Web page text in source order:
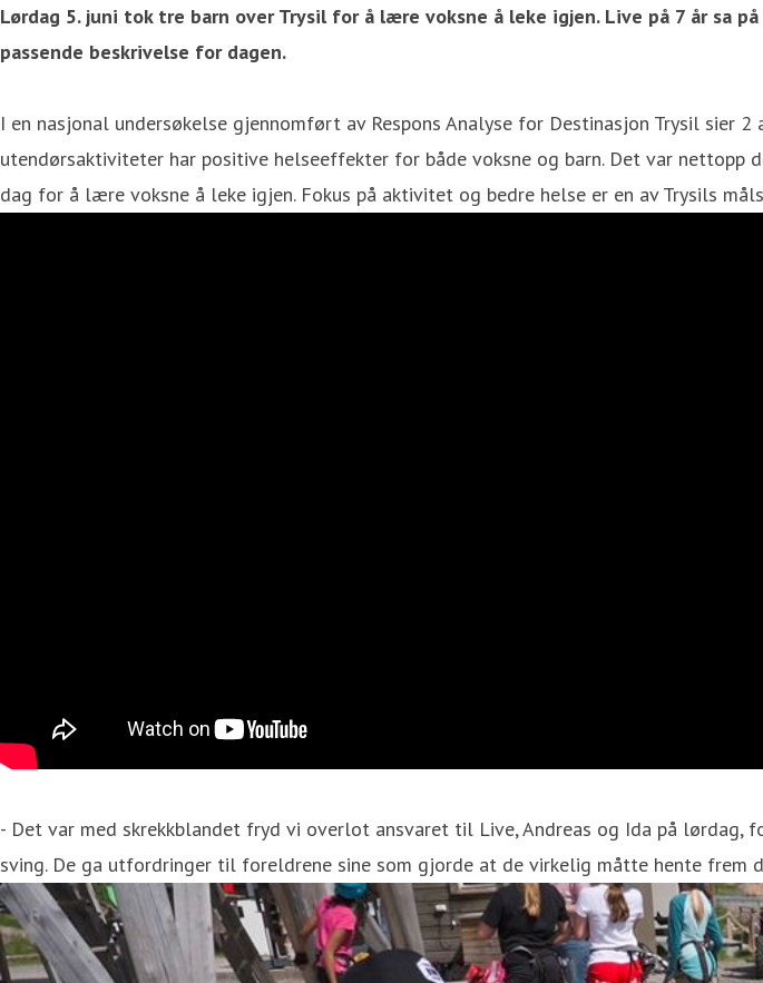
Lørdag 5. juni tok tre barn over Trysil for å lære voksne å leke igjen. Live på 7 år sa
passende beskrivelse for dagen.
I en nasjonal undersøkelse gjennomført av Respons Analyse for Destinasjon Trysil sier
utendørsaktiviteter har positive helseeffekter for både voksne og barn. Det var
dag for å lære voksne å leke igjen. Fokus på aktivitet og bedre helse er en av Trysils
- Det var med skrekkblandet fryd vi overlot ansvaret til Live, Andreas og Ida på lørdag,
sving. De ga utfordringer til foreldrene sine som gjorde at de virkelig måtte hente frem